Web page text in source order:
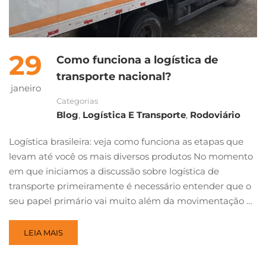
29
janeiro
Como funciona a logística de
transporte nacional?
Categorias
Blog, Logística E Transporte, Rodoviário
Logística brasileira: veja como funciona as etapas que
levam até você os mais diversos produtos No momento
em que iniciamos a discussão sobre logística de
transporte primeiramente é necessário entender que o
seu papel primário vai muito além da movimentação …
LEIA MAIS